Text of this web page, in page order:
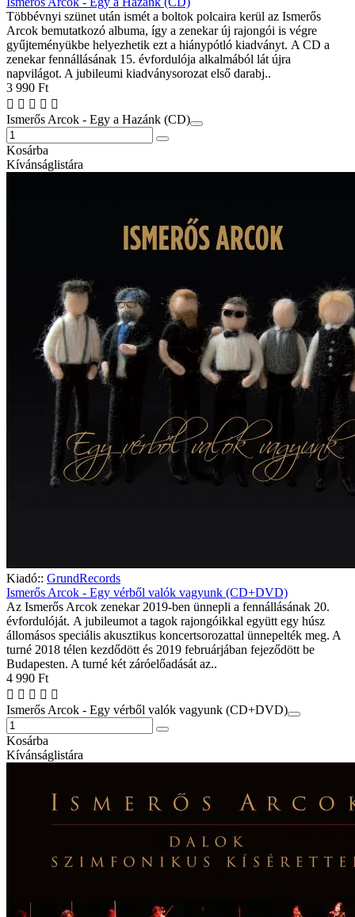
Többévnyi szünet után ismét a boltok polcaira kerül az Ismerős
Arcok bemutatkozó albuma, így a zenekar új rajongói is végre
gyűjteményükbe helyezhetik ezt a hiánypótló kiadványt. A CD a
zenekar fennállásának 15. évfordulója alkalmából lát újra
napvilágot. A jubileumi kiadványsorozat első darabj..
3 990 Ft
Ismerős Arcok - Egy a Hazánk (CD)
Kosárba
Kívánságlistára
Kiadó:: GrundRecords
Ismerős Arcok - Egy vérből valók vagyunk (CD+DVD)
Az Ismerős Arcok zenekar 2019-ben ünnepli a fennállásának 20.
évfordulóját. A jubileumot a tagok rajongóikkal együtt egy húsz
állomásos speciális akusztikus koncertsorozattal ünnepelték meg. A
turné 2018 télen kezdődött és 2019 februárjában fejeződött be
Budapesten. A turné két záróelőadását az..
4 990 Ft
Ismerős Arcok - Egy vérből valók vagyunk (CD+DVD)
Kosárba
Kívánságlistára